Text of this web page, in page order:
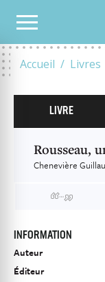
Accueil Livres
NOTRE CATALOGUE
LIVRE
Rousseau,
Chenevière
INFORMATION
Auteur
Éditeur